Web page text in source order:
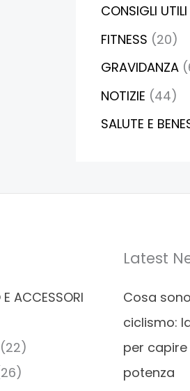
CONSIGLI UTILI
FITNESS (20)
GRAVIDANZA
NOTIZIE (44)
SALUTE E
ACCESSORI
(22)
Latest
Cosa
ciclismo:
per
potenza